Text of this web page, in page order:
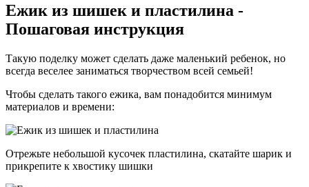
Ежик из шишек и пластилина -
Пошаговая инструкция
Такую поделку может сделать даже маленький ребенок, но
всегда веселее заниматься творчеством всей семьей!
Чтобы сделать такого ежика, вам понадобится минимум
материалов и времени:
Отрежьте небольшой кусочек пластилина, скатайте шарик и
прикрепите к хвостику шишки